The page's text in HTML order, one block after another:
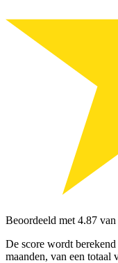
Beoordeeld met 4.87 van
De score wordt
maanden, van een totaal